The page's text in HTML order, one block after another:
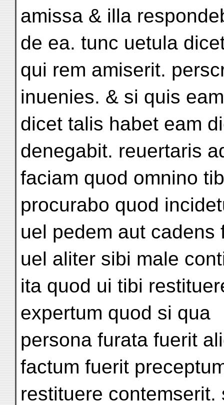
amissa & illa
de ea. tunc uetula
qui rem amiserit.
inuenies. & si quis
dicet talis habet eam
denegabit. reuertaris
faciam quod omnino
procurabo quod
uel pedem aut
uel aliter sibi male
ita quod ui tibi
expertum quod si qua
persona furata fuerit
factum fuerit
restituere